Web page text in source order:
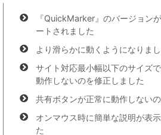
『QuickMarker』のバージョン
ートされました
より滑らかに動くようになりま
サイト対応最小幅以下のサイズ
動作しないのを修正しました
共有ボタンが正常に動作しない
オンマウス時に簡単な説明が表
た